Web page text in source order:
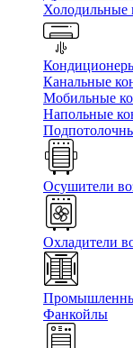
Холодильные
Канальные
Мобильные
Напольные
Осушители
Охладители
Фанкойлы